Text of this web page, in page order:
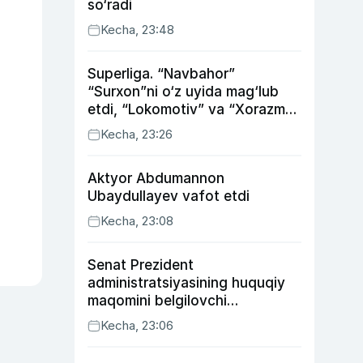
so‘radi
Kecha, 23:48
Superliga. “Navbahor”
“Surxon”ni o‘z uyida mag‘lub
etdi, “Lokomotiv” va “Xorazm”
uyda g‘alaba qozondi
Kecha, 23:26
Aktyor Abdu­mannon
Ubaydullayev vafot etdi
Kecha, 23:08
Senat Prezident
administratsiyasining huquqiy
maqomini belgilovchi
konstitutsiyaviy qonunni
ma’qulladi
Kecha, 23:06